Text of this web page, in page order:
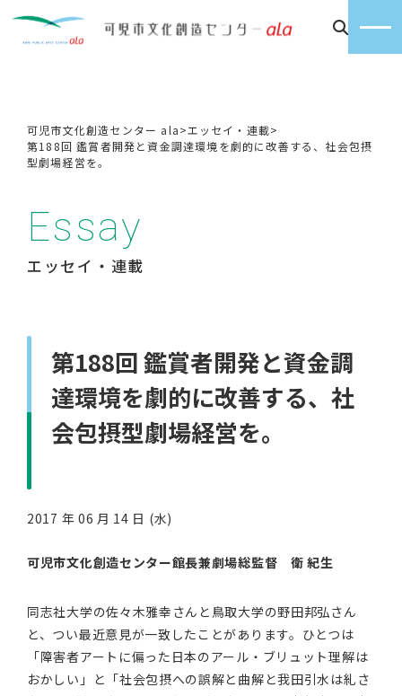
可児市文化創造センター ala>エッセイ・連載>
第188回 鑑賞者開発と資金調達環境を劇的に改善する、社会包摂
型劇場経営を。
Essay
エッセイ・連載
第188回 鑑賞者開発と資金調
達環境を劇的に改善する、社
会包摂型劇場経営を。
2017 年 06 月 14 日 (水)
可児市文化創造センター館長兼劇場総監督 衛 紀生
同志社大学の佐々木雅幸さんと鳥取大学の野田邦弘さん
と、つい最近意見が一致したことがあります。ひとつは
「障害者アートに偏った日本のアール・ブリュット理解は
おかしい」と「社会包摂への誤解と曲解と我田引水は糺さ